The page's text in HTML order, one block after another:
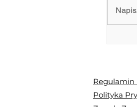
Regulamin
Polityka